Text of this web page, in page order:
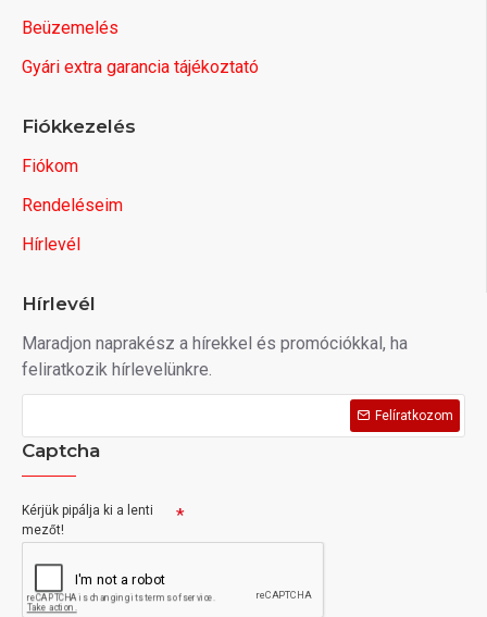
Beüzemelés
Gyári extra garancia tájékoztató
Fiókkezelés
Fiókom
Rendeléseim
Hírlevél
Hírlevél
Maradjon naprakész a hírekkel és promóciókkal, ha
feliratkozik hírlevelünkre.
Felíratkozom
Captcha
Kérjük pipálja ki a lenti
mezőt!